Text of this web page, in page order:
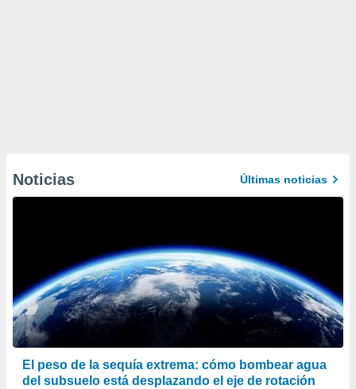
Noticias Últimas noticias
El peso de la sequía extrema: cómo bombear agua
del subsuelo está desplazando el eje de rotación